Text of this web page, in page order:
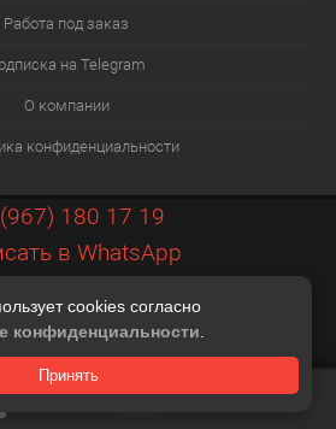
cookies согласно
конфиденциальности
Принять
Работа под заказ
на Telegram
О компании
конфиденциальности
180 17 19
в WhatsApp
Контакты
шаблона Digital Web